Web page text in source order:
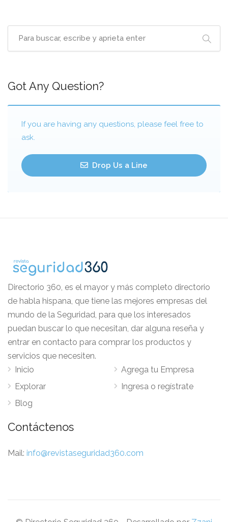
Got Any Question?
If you are having any questions, please feel free to
ask.
Drop Us a Line
Directorio 360, es el mayor y más completo directorio
de habla hispana, que tiene las mejores empresas del
mundo de la Seguridad, para que los interesados
puedan buscar lo que necesitan, dar alguna reseña y
entrar en contacto para comprar los productos y
servicios que necesiten.
Inicio
Explorar
Blog
Agrega tu Empresa
Ingresa o regístrate
Contáctenos
Mail: info@revistaseguridad360.com